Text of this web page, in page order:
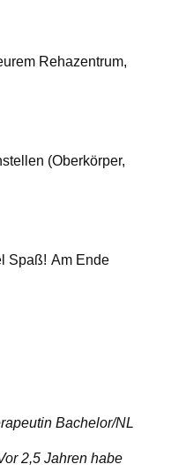
Rehazentrum,
(Oberkörper,
Spaß! Am Ende
Bachelor/NL
2,5 Jahren habe